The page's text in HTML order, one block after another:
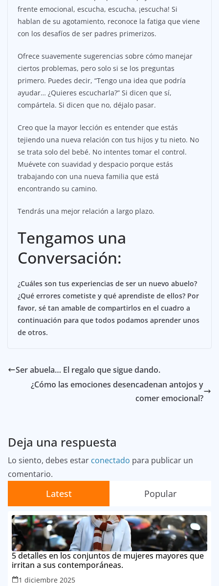
frente emocional, escucha, escucha, ¡escucha! Si
hablan de su agotamiento, reconoce la fatiga que viene
con los desafíos de ser padres primerizos.
Ofrece suavemente sugerencias sobre cómo manejar
ciertos problemas, pero solo si se los preguntas
primero. Puedes decir, “Tengo una idea que podría
ayudar… ¿Quieres escucharla?” Si dicen que sí,
compártela. Si dicen que no, déjalo pasar.
Creo que la mayor lección es entender que estás
tejiendo una nueva relación con tus hijos y tu nieto. No
se trata solo del bebé. No intentes tomar el control.
Muévete con suavidad y despacio porque estás
trabajando con una nueva familia que está
encontrando su camino.
Tendrás una mejor relación a largo plazo.
Tengamos una
Conversación:
¿Cuáles son tus experiencias de ser un nuevo abuelo?
¿Qué errores cometiste y qué aprendiste de ellos? Por
favor, sé tan amable de compartirlos en el cuadro a
continuación para que todos podamos aprender unos
de otros.
Ser abuela… El regalo que sigue dando.
¿Cómo las emociones desencadenan antojos y
comer emocional?
Deja una respuesta
Lo siento, debes estar conectado para publicar un
comentario.
Latest Popular
5 detalles en los conjuntos de mujeres mayores que
irritan a sus contemporáneas.
1 diciembre 2025